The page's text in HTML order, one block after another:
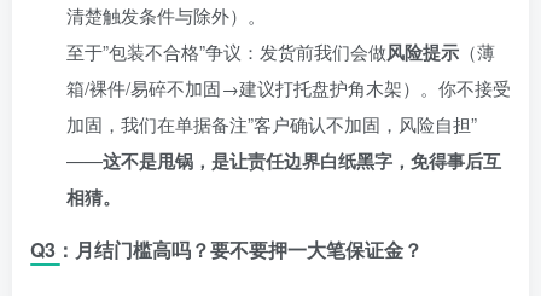
清楚触发条件与除外）。
至于”包装不合格”争议：发货前我们会做风险提示 （薄
箱/裸件/易碎不加固→建议打托盘护角木架）。你不接受
加固，我们在单据备注”客户确认不加固，风险自担”
——这不是甩锅，是让责任边界白纸黑字，免得事后互
相猜。
Q3：月结门槛高吗？要不要押一大笔保证金？